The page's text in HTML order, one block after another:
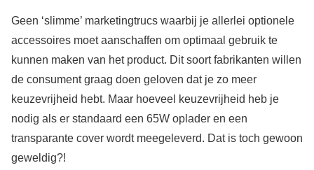
Geen ‘slimme’ marketingtrucs waarbij je allerlei optionele
accessoires moet aanschaffen om optimaal gebruik te
kunnen maken van het product. Dit soort fabrikanten willen
de consument graag doen geloven dat je zo meer
keuzevrijheid hebt. Maar hoeveel keuzevrijheid heb je
nodig als er standaard een 65W oplader en een
transparante cover wordt meegeleverd. Dat is toch gewoon
geweldig?!